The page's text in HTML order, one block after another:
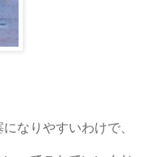
なりやすいわけで、